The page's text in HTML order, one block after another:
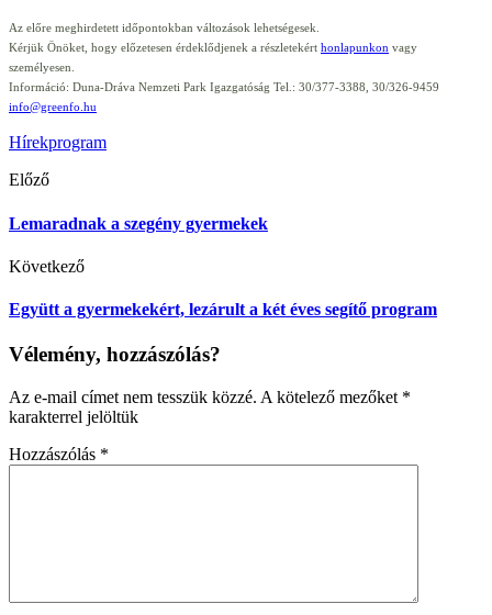
Az előre meghirdetett időpontokban változások lehetségesek.
Kérjük Önöket, hogy előzetesen érdeklődjenek a részletekért honlapunkon vagy
személyesen.
Információ: Duna-Dráva Nemzeti Park Igazgatóság Tel.: 30/377-3388, 30/326-9459
info@greenfo.hu
Hírekprogram
Előző
Lemaradnak a szegény gyermekek
Következő
Együtt a gyermekekért, lezárult a két éves segítő program
Vélemény, hozzászólás?
Az e-mail címet nem tesszük közzé. A kötelező mezőket *
karakterrel jelöltük
Hozzászólás *